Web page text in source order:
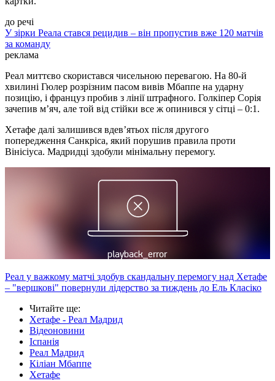
до речі
У зірки Реала стався рецидив – він пропустив вже 120 матчів
за команду
реклама
Реал миттєво скористався чисельною перевагою. На 80-й
хвилині Гюлер розрізним пасом вивів Мбаппе на ударну
позицію, і француз пробив з лінії штрафного. Голкіпер Сорія
зачепив м’яч, але той від стійки все ж опинився у сітці – 0:1.
Хетафе далі залишився вдев’ятьох після другого
попередження Санкріса, який порушив правила проти
Вінісіуса. Мадридці здобули мінімальну перемогу.
Реал у важкому матчі здобув скандальну перемогу над Хетафе
– "вершкові" повернули лідерство за тиждень до Ель Класіко
Читайте ще:
Хетафе - Реал Мадрид
Відеоновини
Іспанія
Реал Мадрид
Кіліан Мбаппе
Хетафе